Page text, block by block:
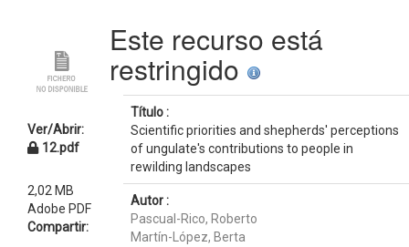
Ver/Abrir:
12.pdf
2,02 MB
Adobe PDF
Compartir:
Este recurso está
restringido
Título :
Scientific priorities and shepherds' perceptions
of ungulate's contributions to people in
rewilding landscapes
Autor :
Pascual-Rico, Roberto
Martín-López, Berta